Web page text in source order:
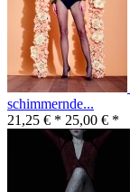
schimmernde...
21,25 € * 25,00 € *